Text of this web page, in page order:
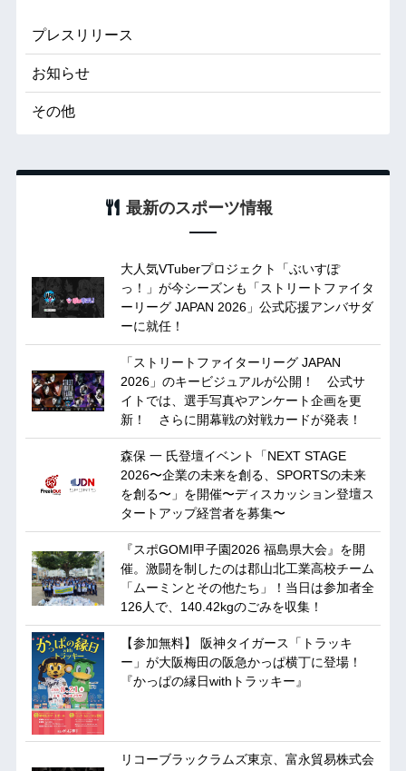
プレスリリース
お知らせ
その他
最新のスポーツ情報
大人気VTuberプロジェクト「ぶいすぽ
っ！」が今シーズンも「ストリートファイタ
ーリーグ JAPAN 2026」公式応援アンバサダ
ーに就任！
「ストリートファイターリーグ JAPAN
2026」のキービジュアルが公開！ 公式サ
イトでは、選手写真やアンケート企画を更
新！ さらに開幕戦の対戦カードが発表！
森保 一 氏登壇イベント「NEXT STAGE
2026〜企業の未来を創る、SPORTSの未来
を創る〜」を開催〜ディスカッション登壇ス
タートアップ経営者を募集〜
『スポGOMI甲子園2026 福島県大会』を開
催。激闘を制したのは郡山北工業高校チーム
「ムーミンとその他たち」！当日は参加者全
126人で、140.42kgのごみを収集！
【参加無料】 阪神タイガース「トラッキ
ー」が大阪梅田の阪急かっぱ横丁に登場！
『かっぱの縁日withトラッキー』
リコーブラックラムズ東京、富永貿易株式会